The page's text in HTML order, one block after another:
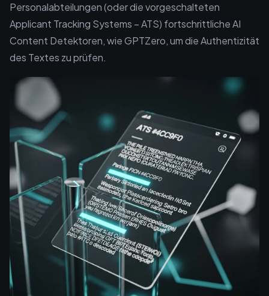
Personalabteilungen (oder die vorgeschalteten
Applicant Tracking Systems – ATS) fortschrittliche AI
Content Detektoren, wie GPTZero, um die Authentizität
des Textes zu prüfen.